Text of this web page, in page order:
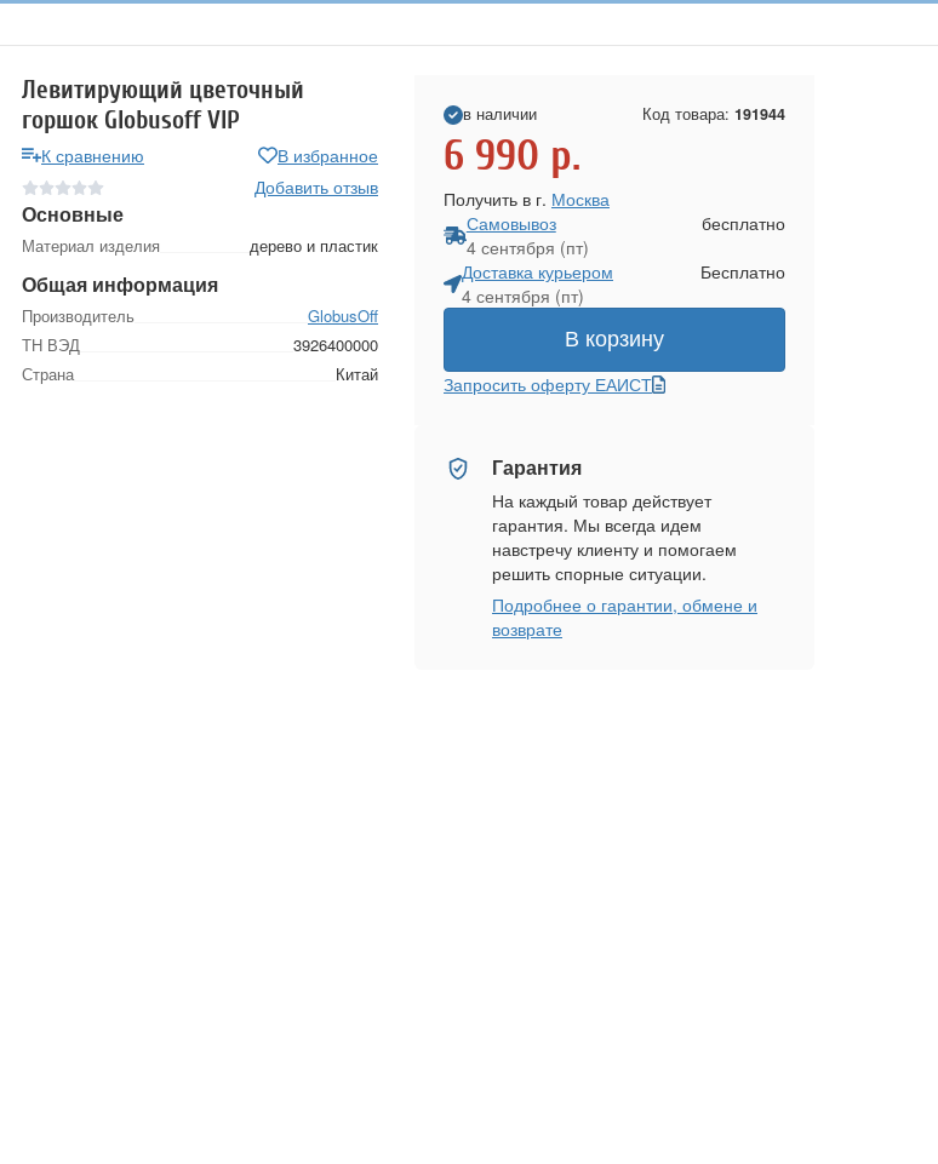
Левитирующий цветочный
горшок Globusoff VIP
К сравнению
В избранное
Добавить отзыв
Основные
Материал изделия дерево и пластик
Общая информация
Производитель
GlobusOff
ТН ВЭД
3926400000
Страна
Китай
в наличии Код товара: 191944
6 990 р.
Получить в г. Москва
Самовывоз
4 сентября (пт)
бесплатно
Доставка курьером
4 сентября (пт)
Бесплатно
В корзину
Запросить оферту ЕАИСТ
Гарантия
На каждый товар действует
гарантия. Мы всегда идем
навстречу клиенту и помогаем
решить спорные ситуации.
Подробнее о гарантии, обмене и
возврате